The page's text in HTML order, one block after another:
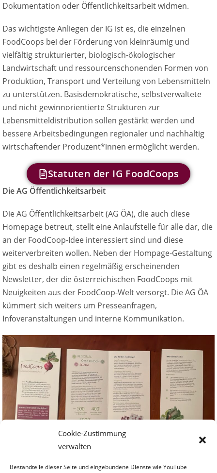
Cookie-Zustimmung
verwalten
Bestandteile dieser Seite und eingebundene Dienste wie YouTube
Dokumentation oder Öffentlichkeitsarbeit widmen.
Das wichtigste Anliegen der IG ist es, die einzelnen
FoodCoops bei der Förderung von kleinräumig und
vielfältig strukturierter, biologisch-ökologischer
Landwirtschaft und ressourcenschonenden Formen von
Produktion, Transport und Verteilung von Lebensmitteln
zu unterstützen. Basisdemokratische, selbstverwaltete
und nicht gewinnorientierte Strukturen zur
Lebensmitteldistribution sollen gestärkt werden und
bessere Arbeitsbedingungen regionaler und nachhaltig
wirtschaftender Produzent*innen ermöglicht werden.
Statuten der IG FoodCoops
Die AG Öffentlichkeitsarbeit
Die AG Öffentlichkeitsarbeit (AG ÖA), die auch diese
Homepage betreut, stellt eine Anlaufstelle für alle dar, die
an der FoodCoop-Idee interessiert sind und diese
weiterverbreiten wollen. Neben der Hompage-Gestaltung
gibt es deshalb einen regelmäßig erscheinenden
Newsletter, der die österreichischen FoodCoops mit
Neuigkeiten aus der FoodCoop-Welt versorgt. Die AG ÖA
kümmert sich weiters um Presseanfragen,
Infoveranstaltungen und interne Kommunikation.
Infofolder der IG (2026)